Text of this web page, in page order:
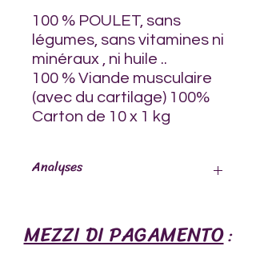
100 % POULET, sans
légumes, sans vitamines ni
minéraux , ni huile ..
100 % Viande musculaire
(avec du cartilage) 100%
Carton de 10 x 1 kg
Analyses
MEZZI DI PAGAMENTO: